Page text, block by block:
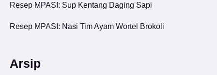
Resep MPASI: Sup Kentang Daging Sapi
Resep MPASI: Nasi Tim Ayam Wortel Brokoli
Arsip